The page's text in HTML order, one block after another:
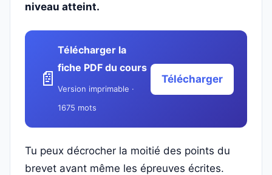
niveau atteint.
📄
Télécharger la
fiche PDF du cours
Version imprimable ·
1675 mots
Télécharger
Tu peux décrocher la moitié des points du
brevet avant même les épreuves écrites.